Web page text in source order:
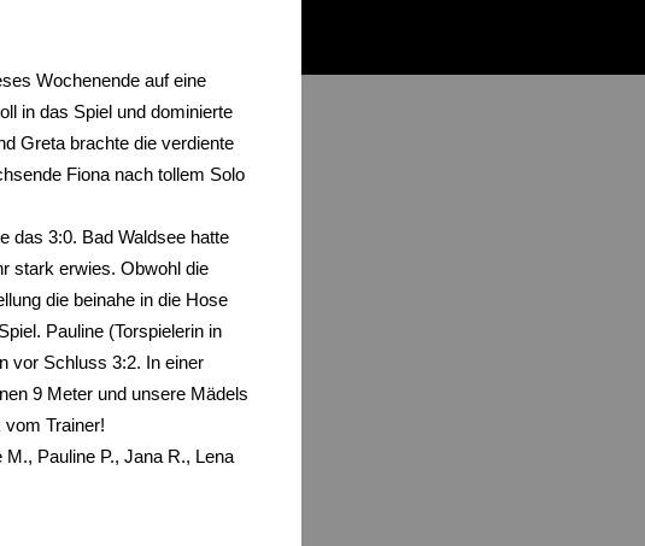
Wochenende auf eine
in das Spiel und dominierte
Greta brachte die verdiente
Fiona nach tollem Solo
das 3:0. Bad Waldsee hatte
stark erwies. Obwohl die
die beinahe in die Hose
Pauline (Torspielerin in
vor Schluss 3:2. In einer
9 Meter und unsere Mädels
Trainer!
Pauline P., Jana R., Lena